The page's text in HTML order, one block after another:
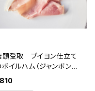
頭受取 ブイヨン仕立て
ボイルハム（ジャンボンキ
イ） 50g ＜ピエール・オ